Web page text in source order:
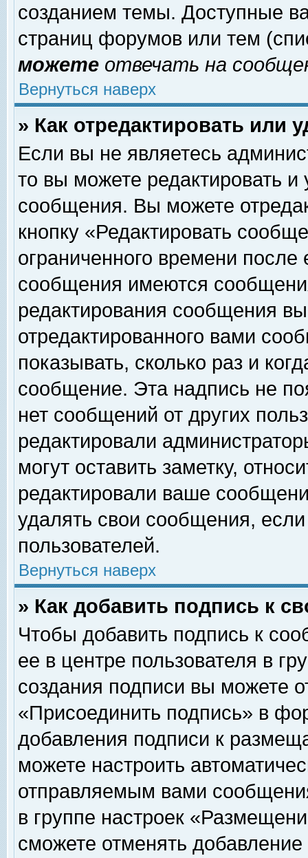
созданием темы. Доступные
страниц форумов или тем
можете отвечать на
Вернуться наверх
» Как отредактировать или
Если вы не являетесь
то вы можете редактировать и
сообщения. Вы можете
кнопку «Редактировать
ограниченного времени
сообщения имеются
редактирования сообщения
отредактированного вами
показывать, сколько раз и
сообщение. Эта надпись не
нет сообщений от других
редактировали
могут оставить заметку,
редактировали ваше
удалять свои сообщения,
пользователей.
Вернуться наверх
» Как добавить подпись к
Чтобы добавить подпись к
ее в центре пользователя в
создания подписи вы можете
«Присоединить подпись» в
добавления подписи к
можете настроить
отправляемым вами
в группе настроек
сможете отменять